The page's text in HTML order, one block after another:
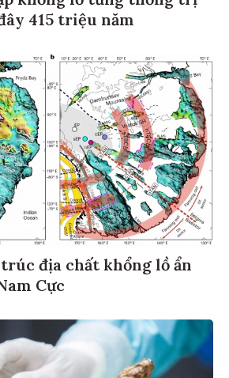
415 triệu năm
địa chất khổng lồ ẩn
Cực